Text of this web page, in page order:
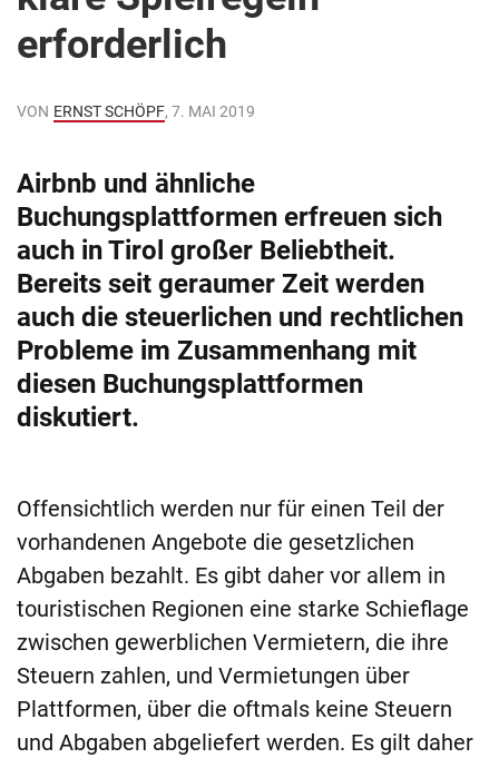
erforderlich
VON ERNST SCHÖPF, 7. MAI 2019
Airbnb und ähnliche
Buchungsplattformen erfreuen sich
auch in Tirol großer Beliebtheit.
Bereits seit geraumer Zeit werden
auch die steuerlichen und rechtlichen
Probleme im Zusammenhang mit
diesen Buchungsplattformen
diskutiert.
Offensichtlich werden nur für einen Teil der
vorhandenen Angebote die gesetzlichen
Abgaben bezahlt. Es gibt daher vor allem in
touristischen Regionen eine starke Schieflage
zwischen gewerblichen Vermietern, die ihre
Steuern zahlen, und Vermietungen über
Plattformen, über die oftmals keine Steuern
und Abgaben abgeliefert werden. Es gilt daher